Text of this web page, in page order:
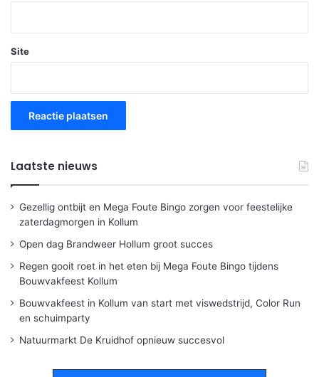
Site
Laatste nieuws
Gezellig ontbijt en Mega Foute Bingo zorgen voor feestelijke
zaterdagmorgen in Kollum
Open dag Brandweer Hollum groot succes
Regen gooit roet in het eten bij Mega Foute Bingo tijdens
Bouwvakfeest Kollum
Bouwvakfeest in Kollum van start met viswedstrijd, Color Run
en schuimparty
Natuurmarkt De Kruidhof opnieuw succesvol